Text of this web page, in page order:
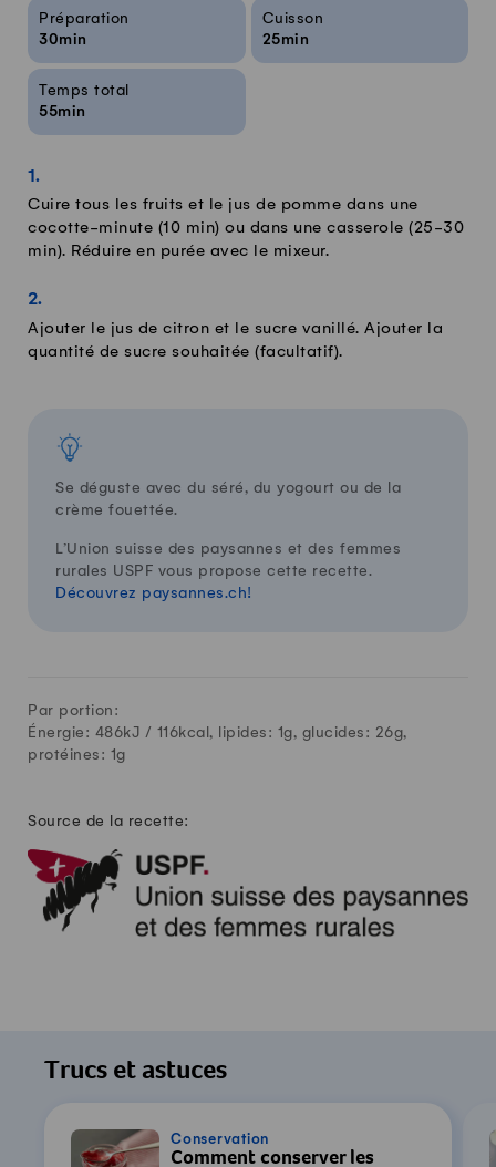
Infos sur la recette
Préparation
30min
Cuisson
25min
Temps total
55min
Cuire tous les fruits et le jus de pomme dans une
cocotte-minute (10 min) ou dans une casserole (25-30
min). Réduire en purée avec le mixeur.
Ajouter le jus de citron et le sucre vanillé. Ajouter la
quantité de sucre souhaitée (facultatif).
Se déguste avec du séré, du yogourt ou de la
crème fouettée.
L’Union suisse des paysannes et des femmes
rurales USPF vous propose cette recette.
Découvrez paysannes.ch!
Par portion:
Énergie: 486kJ / 116kcal, lipides: 1g, glucides: 26g,
protéines: 1g
Source de la recette:
Trucs et astuces
Conservation
Comment conserver les